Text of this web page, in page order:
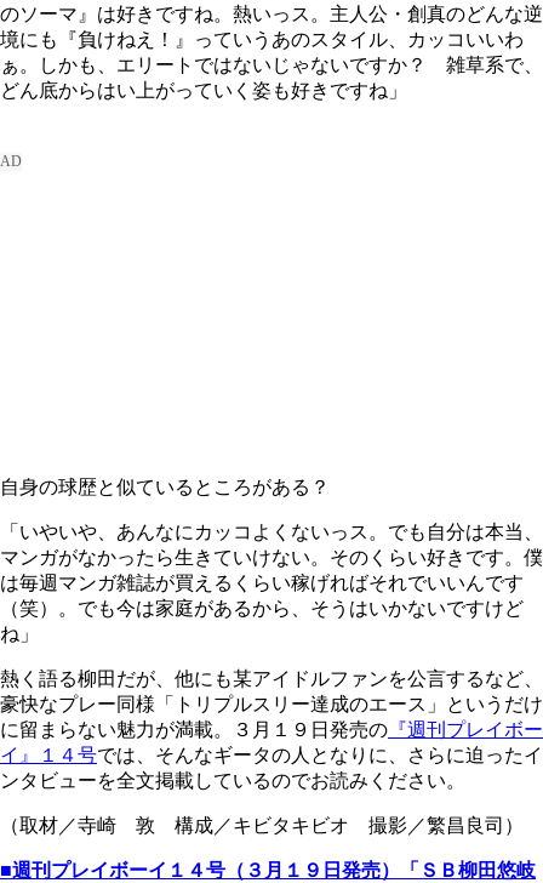
のソーマ』は好きですね。熱いっス。主人公・創真のどんな逆
境にも『負けねえ！』っていうあのスタイル、カッコいいわ
ぁ。しかも、エリートではないじゃないですか？ 雑草系で、
どん底からはい上がっていく姿も好きですね」
自身の球歴と似ているところがある？
「いやいや、あんなにカッコよくないっス。でも自分は本当、
マンガがなかったら生きていけない。そのくらい好きです。僕
は毎週マンガ雑誌が買えるくらい稼げればそれでいいんです
（笑）。でも今は家庭があるから、そうはいかないですけど
ね」
熱く語る柳田だが、他にも某アイドルファンを公言するなど、
豪快なプレー同様「トリプルスリー達成のエース」というだけ
に留まらない魅力が満載。３月１９日発売の 『週刊プレイボー
イ』１４号では、そんなギータの人となりに、さらに迫ったイ
ンタビューを全文掲載しているのでお読みください。
（取材／寺崎 敦 構成／キビタキビオ 撮影／繁昌良司）
■週刊プレイボーイ１４号（３月１９日発売）「ＳＢ柳田悠岐